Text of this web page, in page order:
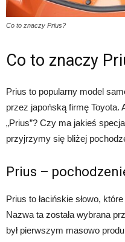
Co to znaczy Prius?
Co to znaczy
Prius to popularny model
przez japońską firmę Toyota.
„Prius”? Czy ma jakieś
przyjrzymy się bliżej
Prius –
Prius to łacińskie słowo,
Nazwa ta została wybrana
był pierwszym masowo